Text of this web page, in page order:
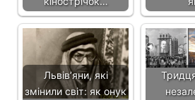
Львівʼяни, які
змінили світ: як онук